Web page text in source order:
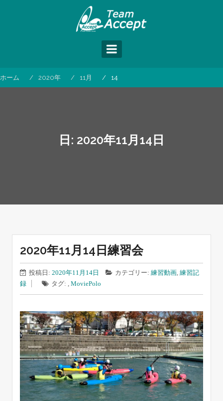
キ
ホーム 2020年 11月 14
日: 2020年11月14日
2020年11月14日練習会
投稿日: 2020年11月14日 カテゴリー: 練習動画, 練習記
録
タグ: , MoviePolo